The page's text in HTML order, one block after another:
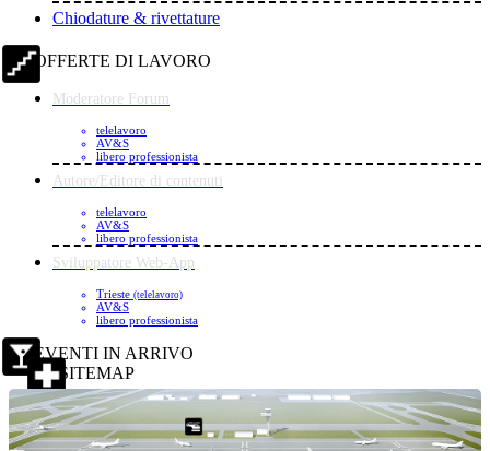
Chiodature & rivettature
OFFERTE DI LAVORO
Moderatore Forum
telelavoro
AV&S
libero professionista
Autore/Editore di contenuti
telelavoro
AV&S
libero professionista
Sviluppatore Web-App
Trieste (telelavoro)
AV&S
libero professionista
EVENTI IN ARRIVO
SITEMAP